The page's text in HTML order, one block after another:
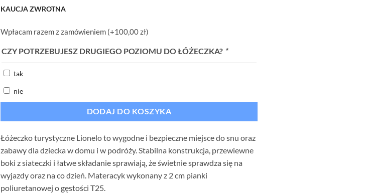
KAUCJA ZWROTNA
Wpłacam razem z zamówieniem (+100,00 zł)
CZY POTRZEBUJESZ DRUGIEGO POZIOMU DO ŁÓŻECZKA? *
tak
nie
DODAJ DO KOSZYKA
Łóżeczko turystyczne Lionelo to wygodne i bezpieczne miejsce do snu oraz
zabawy dla dziecka w domu i w podróży. Stabilna konstrukcja, przewiewne
boki z siateczki i łatwe składanie sprawiają, że świetnie sprawdza się na
wyjazdy oraz na co dzień. Materacyk wykonany z 2 cm pianki
poliuretanowej o gęstości T25.